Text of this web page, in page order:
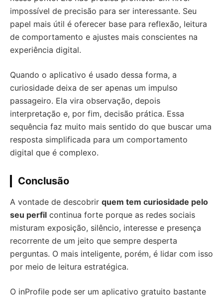
impossível de precisão para ser interessante. Seu
papel mais útil é oferecer base para reflexão, leitura
de comportamento e ajustes mais conscientes na
experiência digital.
Quando o aplicativo é usado dessa forma, a
curiosidade deixa de ser apenas um impulso
passageiro. Ela vira observação, depois
interpretação e, por fim, decisão prática. Essa
sequência faz muito mais sentido do que buscar uma
resposta simplificada para um comportamento
digital que é complexo.
Conclusão
A vontade de descobrir quem tem curiosidade pelo
seu perfil continua forte porque as redes sociais
misturam exposição, silêncio, interesse e presença
recorrente de um jeito que sempre desperta
perguntas. O mais inteligente, porém, é lidar com isso
por meio de leitura estratégica.
O inProfile pode ser um aplicativo gratuito bastante